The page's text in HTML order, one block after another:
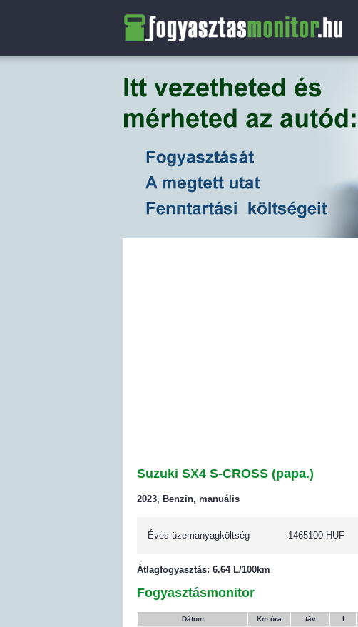
Suzuki SX4 S-CROSS (papa.)
2023, Benzin, manuális
Éves üzemanyagköltség 1465100 HUF
Átlagfogyasztás: 6.64 L/100km
Fogyasztásmonitor
Dátum Km óra táv l